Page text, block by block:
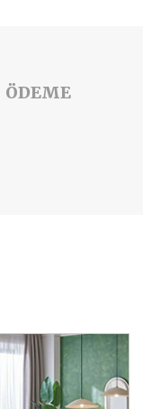
ÖDEME